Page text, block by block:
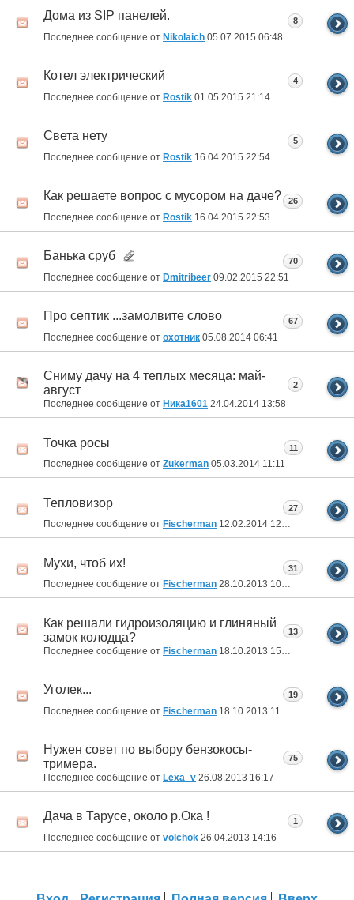
Дома из SIP панелей.
Последнее сообщение от Nikolaich 05.07.2015 06:48
8
Котел электрический
Последнее сообщение от Rostik 01.05.2015 21:14
4
Света нету
Последнее сообщение от Rostik 16.04.2015 22:54
5
Как решаете вопрос с мусором на даче?
Последнее сообщение от Rostik 16.04.2015 22:53
26
Банька сруб
Последнее сообщение от Dmitribeer 09.02.2015 22:51
70
Про септик ...замолвите слово
Последнее сообщение от охотник 05.08.2014 06:41
67
Сниму дачу на 4 теплых месяца: май-
август
Последнее сообщение от Ника1601 24.04.2014 13:58
2
Точка росы
Последнее сообщение от Zukerman 05.03.2014 11:11
11
Тепловизор
Последнее сообщение от Fischerman 12.02.2014 12:40
27
Мухи, чтоб их!
Последнее сообщение от Fischerman 28.10.2013 10:03
31
Как решали гидроизоляцию и глиняный
замок колодца?
Последнее сообщение от Fischerman 18.10.2013 15:04
13
Уголек...
Последнее сообщение от Fischerman 18.10.2013 11:59
19
Нужен совет по выбору бензокосы-
тримера.
Последнее сообщение от Lexa_v 26.08.2013 16:17
75
Дача в Тарусе, около р.Ока !
Последнее сообщение от volchok 26.04.2013 14:16
1